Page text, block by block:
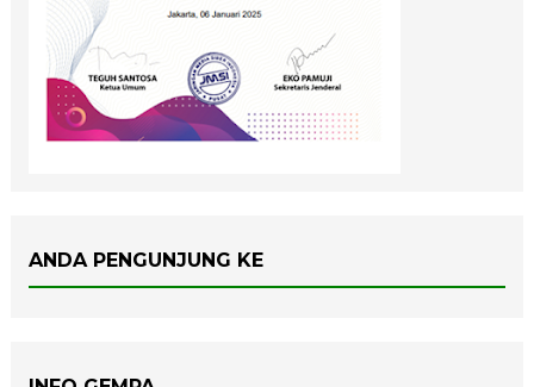
ANDA PENGUNJUNG KE